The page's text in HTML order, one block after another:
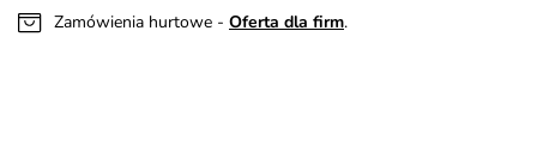
Zamówienia hurtowe - Oferta dla firm.